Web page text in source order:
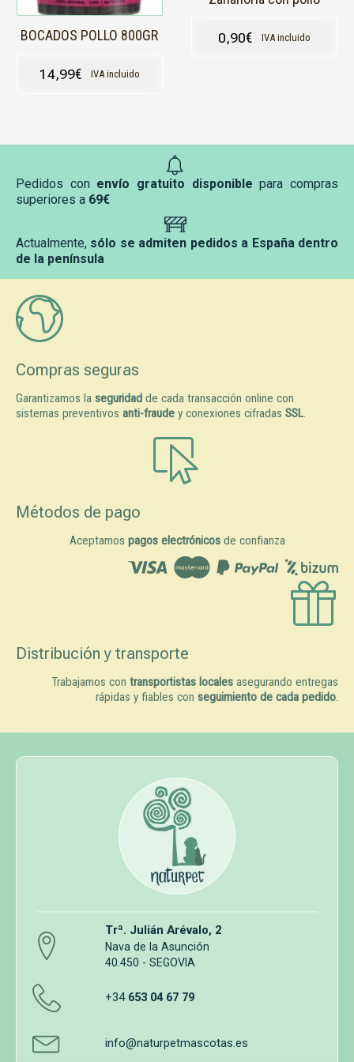
BOCADOS POLLO 800GR
14,99€ IVA incluido
0,90€ IVA incluido
Pedidos con envío gratuito disponible para compras
superiores a 69€
Actualmente, sólo se admiten pedidos a España dentro
de la península
Compras seguras
Garantizamos la seguridad de cada transacción online con
sistemas preventivos anti-fraude y conexiones cifradas SSL.
Métodos de pago
Aceptamos pagos electrónicosde confianza
Distribución y transporte
Trabajamos con transportistas locales asegurando entregas
rápidas y fiables con seguimiento de cada pedido.
Trª. Julián Arévalo, 2
Nava de la Asunción
40.450 - SEGOVIA
+34 653 04 67 79
info@naturpetmascotas.es